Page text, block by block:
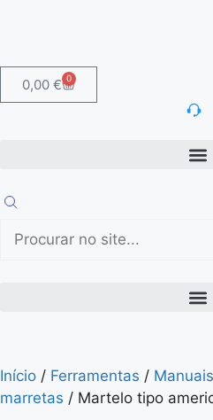
0,00 € 0
Início / Ferramentas / Manuais
marretas / Martelo tipo